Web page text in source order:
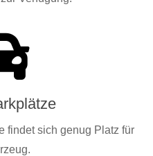
findet sich genug Platz für